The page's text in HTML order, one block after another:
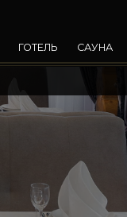
ГОТЕЛЬ САУНА